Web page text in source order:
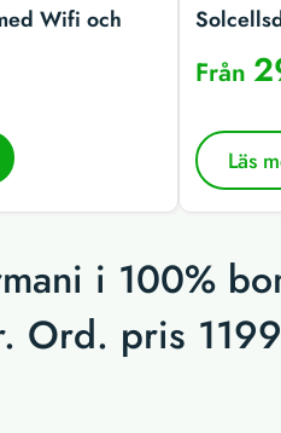
Wifi och
Från
Läs
i 100%
Ord. pris